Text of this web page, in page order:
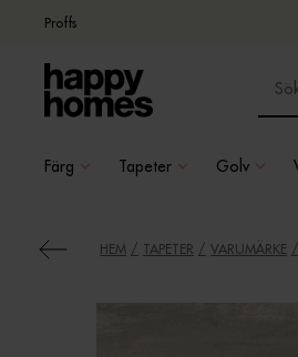
Proffs
Färg Tapeter Golv
HEM TAPETER VARUMÄRKE